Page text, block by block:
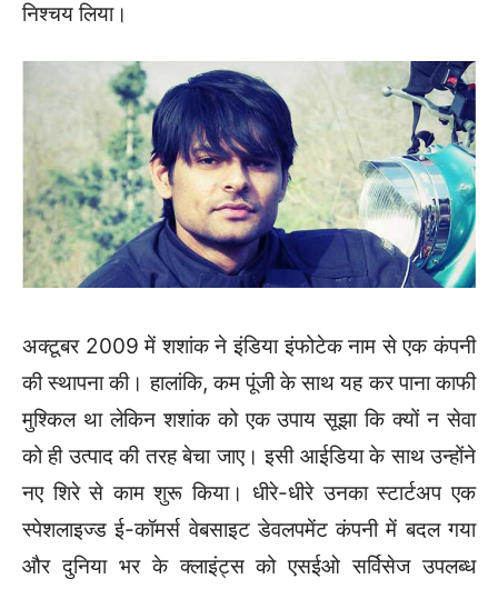
निश्चय लिया।
अक्टूबर 2009 में शशांक ने इंडिया इंफोटेक नाम से एक कंपनी
की स्थापना की। हालांकि, कम पूंजी के साथ यह कर पाना काफी
मुश्किल था लेकिन शशांक को एक उपाय सूझा कि क्यों न सेवा
को ही उत्पाद की तरह बेचा जाए। इसी आईडिया के साथ उन्होंने
नए शिरे से काम शुरू किया। धीरे-धीरे उनका स्टार्टअप एक
स्पेशलाइज्ड ई-कॉमर्स वेबसाइट डेवलपमेंट कंपनी में बदल गया
और दुनिया भर के क्लाइंट्स को एसईओ सर्विसेज उपलब्ध